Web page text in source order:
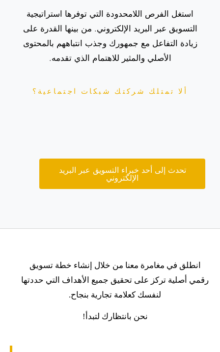
استغل الفرص اللامحدودة التي توفرها استراتيجية
التسويق عبر البريد الإلكتروني. من بينها القدرة على
زيادة التفاعل مع جمهورك وجذب انتباههم بالمحتوى
الأصلي والمثير للاهتمام الذي تقدمه.
ألا تمتلك شركتك شبكات اجتماعية؟
تحدث إلى أحد خبراء التسويق عبر البريد
الإلكتروني
انطلق في مغامرة معنا من خلال إنشاء خطة تسويق
رقمي أصلية تركز على تحقيق جميع الأهداف التي حددتها
لنفسك كعلامة تجارية بنجاح.
نحن بانتظارك لتبدأ!